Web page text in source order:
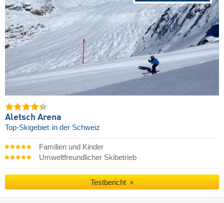
Aletsch Arena
Top-Skigebiet in der Schweiz
Familien und Kinder
Umweltfreundlicher Skibetrieb
Testbericht